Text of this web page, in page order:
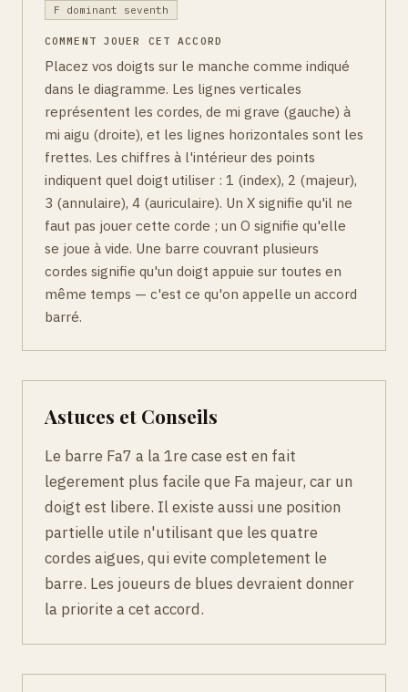
F dominant seventh
COMMENT JOUER CET ACCORD
Placez vos doigts sur le manche comme indiqué
dans le diagramme. Les lignes verticales
représentent les cordes, de mi grave (gauche) à
mi aigu (droite), et les lignes horizontales sont les
frettes. Les chiffres à l'intérieur des points
indiquent quel doigt utiliser : 1 (index), 2 (majeur),
3 (annulaire), 4 (auriculaire). Un X signifie qu'il ne
faut pas jouer cette corde ; un O signifie qu'elle
se joue à vide. Une barre couvrant plusieurs
cordes signifie qu'un doigt appuie sur toutes en
même temps — c'est ce qu'on appelle un accord
barré.
Astuces et Conseils
Le barre Fa7 a la 1re case est en fait
legerement plus facile que Fa majeur, car un
doigt est libere. Il existe aussi une position
partielle utile n'utilisant que les quatre
cordes aigues, qui evite completement le
barre. Les joueurs de blues devraient donner
la priorite a cet accord.